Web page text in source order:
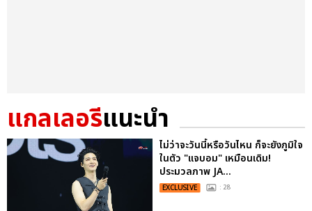
แกลเลอรีแนะนำ
ไม่ว่าจะวันนี้หรือวันไหน ก็จะยังภูมิใจ
ในตัว "แจบอม" เหมือนเดิม!
ประมวลภาพ JA...
EXCLUSIVE : 28